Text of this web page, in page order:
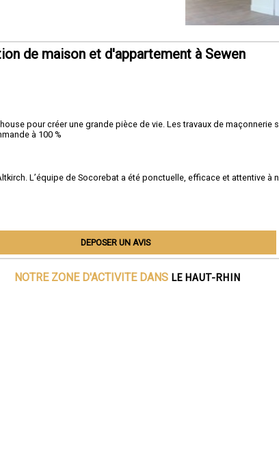
de maison et d'appartement à Sewen
pour créer une grande pièce de vie. Les travaux de
à 100 %
L’équipe de Socorebat a été ponctuelle, efficace et attentive à
DEPOSER UN AVIS
NOTRE ZONE D'ACTIVITE DANS LE HAUT-RHIN